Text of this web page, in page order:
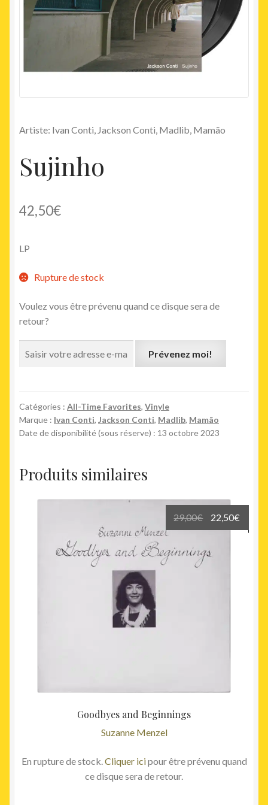
Artiste: Ivan Conti, Jackson Conti, Madlib, Mamão
Sujinho
42,50€
LP
Rupture de stock
Voulez vous être prévenu quand ce disque sera de
retour?
Prévenez moi!
Catégories : All-Time Favorites, Vinyle
Marque : Ivan Conti, Jackson Conti, Madlib, Mamão
Date de disponibilité (sous réserve) : 13 octobre 2023
Produits similaires
Goodbyes and Beginnings
Suzanne Menzel
29,00€
Le
prix
22,50€
prix
En rupture de stock.Cliquer icipour être prévenu quand
ce disque sera de retour.